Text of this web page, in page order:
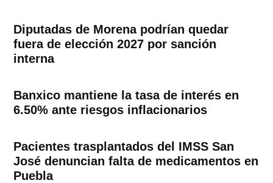
Diputadas de Morena podrían quedar
fuera de elección 2027 por sanción
interna
Banxico mantiene la tasa de interés en
6.50% ante riesgos inflacionarios
Pacientes trasplantados del IMSS San
José denuncian falta de medicamentos en
Puebla